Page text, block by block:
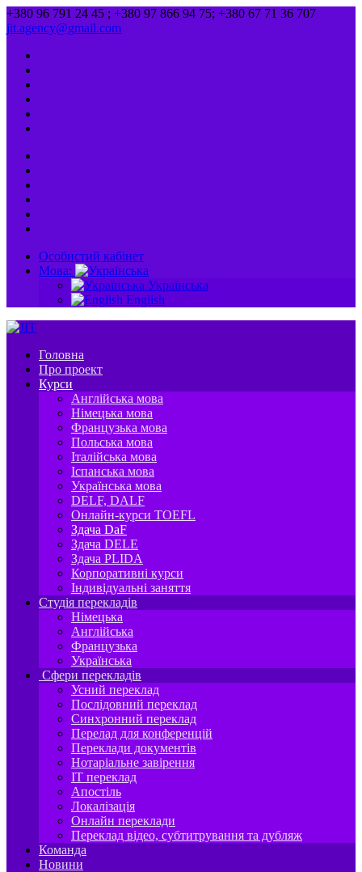
+380 96 791 24 45 ; +380 97 866 94 75; +380 67 71 36 707
jit.agency@gmail.com
Особистий кабінет
Мова:
Українська
English
Головна
Про проект
Курси
Англійська мова
Німецька мова
Французька мова
Польська мова
Італійська мова
Іспанська мова
Українська мова
DELF, DALF
Онлайн-курси TOEFL
Здача DaF
Здача DELE
Здача PLIDA
Корпоративні курси
Індивідуальні заняття
Студія перекладів
Німецька
Англійська
Французька
Українська
Сфери перекладів
Усний переклад
Послідовний переклад
Синхронний переклад
Перелад для конференцій
Переклади документів
Нотаріальне завірення
IT переклад
Апостіль
Локалізація
Онлайн переклади
Переклад відео, субтитрування та дубляж
Команда
Новини